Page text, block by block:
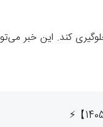
کند. این خبر